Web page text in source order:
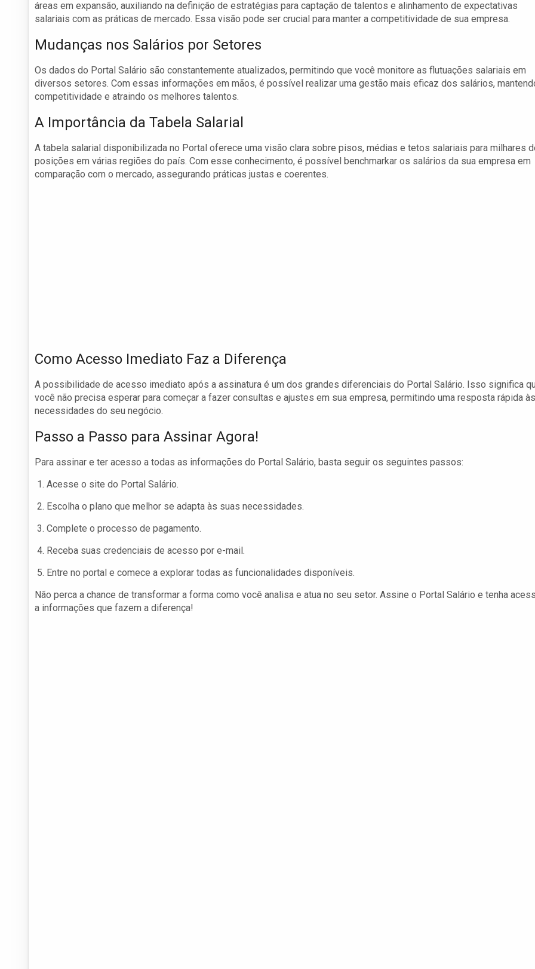
áreas em expansão, auxiliando na definição de estratégias para captação de talentos e alinhamento de expectativas
salariais com as práticas de mercado. Essa visão pode ser crucial para manter a competitividade de sua empresa.
Mudanças nos Salários por Setores
Os dados do Portal Salário são constantemente atualizados, permitindo que você monitore as flutuações salariais em
diversos setores. Com essas informações em mãos, é possível realizar uma gestão mais eficaz dos salários,
competitividade e atraindo os melhores talentos.
A Importância da Tabela Salarial
A tabela salarial disponibilizada no Portal oferece uma visão clara sobre pisos, médias e tetos salariais para milhares
posições em várias regiões do país. Com esse conhecimento, é possível benchmarkar os salários da sua empresa em
comparação com o mercado, assegurando práticas justas e coerentes.
Como Acesso Imediato Faz a Diferença
A possibilidade de acesso imediato após a assinatura é um dos grandes diferenciais do Portal Salário. Isso significa
você não precisa esperar para começar a fazer consultas e ajustes em sua empresa, permitindo uma resposta rápida às
necessidades do seu negócio.
Passo a Passo para Assinar Agora!
Para assinar e ter acesso a todas as informações do Portal Salário, basta seguir os seguintes passos:
Acesse o site do Portal Salário.
Escolha o plano que melhor se adapta às suas necessidades.
Complete o processo de pagamento.
Receba suas credenciais de acesso por e-mail.
Entre no portal e comece a explorar todas as funcionalidades disponíveis.
Não perca a chance de transformar a forma como você analisa e atua no seu setor. Assine o Portal Salário e tenha
a informações que fazem a diferença!